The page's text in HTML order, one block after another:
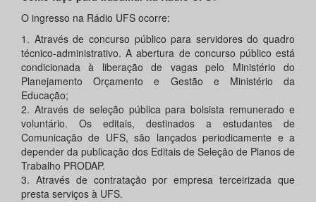
O ingresso na Rádio UFS ocorre:
1. Através de concurso público para servidores do quadro
técnico-administrativo. A abertura de concurso público está
condicionada à liberação de vagas pelo Ministério do
Planejamento Orçamento e Gestão e Ministério da
Educação;
2. Através de seleção pública para bolsista remunerado e
voluntário. Os editais, destinados a estudantes de
Comunicação de UFS, são lançados periodicamente e a
depender da publicação dos Editais de Seleção de Planos de
Trabalho PRODAP.
3. Através de contratação por empresa terceirizada que
presta serviços à UFS.